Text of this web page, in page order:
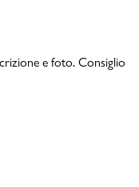
e foto. Consiglio